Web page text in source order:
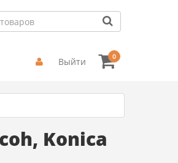
Выйти 0
Konica